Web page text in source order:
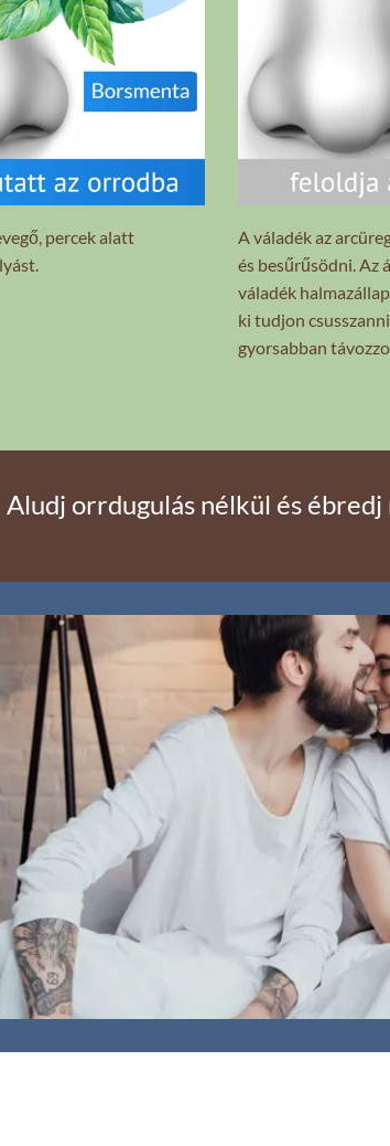
percek alatt
A váladék az
és besűrűsödni. Az
váladék
ki tudjon
gyorsabban
Aludj orrdugulás nélkül és